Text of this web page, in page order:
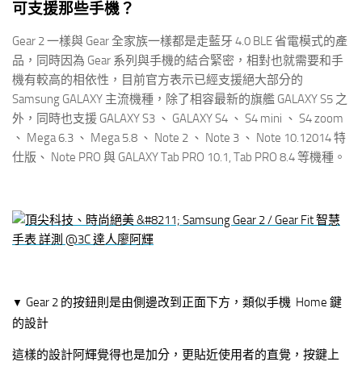
可支援那些手機？
Gear 2 一樣與 Gear 全家族一樣都是走藍牙 4.0 BLE 省電模式的產
品，同時因為 Gear 系列與手機的結合緊密，相對也就需要和手
機有較高的相依性，目前官方表示已經支援絕大部分的
Samsung GALAXY 主流機種，除了相容最新的旗艦 GALAXY S5 之
外，同時也支援 GALAXY S3 、 GALAXY S4 、 S4 mini 、 S4 zoom
、 Mega 6.3 、 Mega 5.8 、 Note 2 、 Note 3 、 Note 10.12014 特
仕版、 Note PRO 與 GALAXY Tab PRO 10.1, Tab PRO 8.4 等機種。
▼ Gear 2 的按鈕則是由側邊改到正面下方，類似手機 Home 鍵
的設計
這樣的設計阿輝覺得也是加分，更貼近使用者的直覺，按鍵上